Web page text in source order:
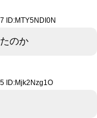
ID:MTY5NDI0N
のか
ID:Mjk2Nzg1O